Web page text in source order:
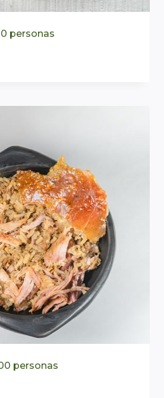
personas
personas